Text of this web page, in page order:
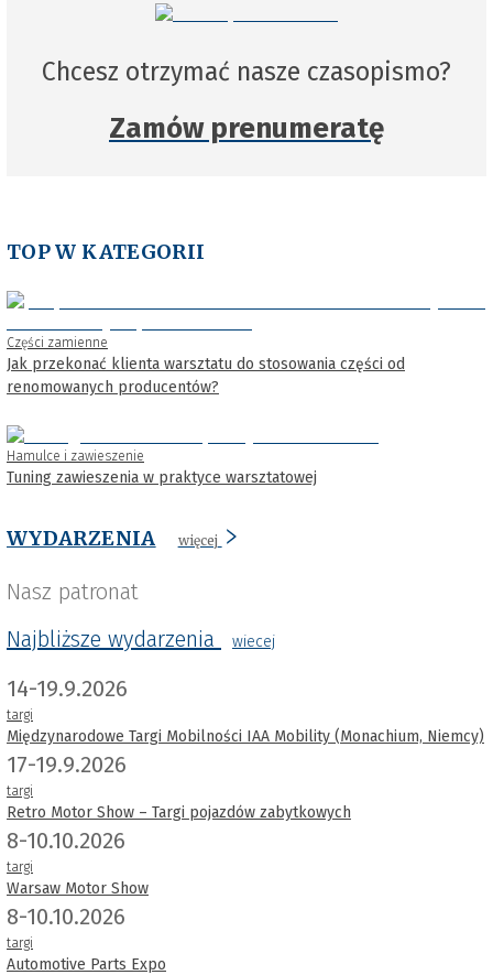
Chcesz otrzymać nasze czasopismo?
Zamów prenumeratę
TOP W KATEGORII
Części zamienne
Jak przekonać klienta warsztatu do stosowania części od
renomowanych producentów?
Hamulce i zawieszenie
Tuning zawieszenia w praktyce warsztatowej
WYDARZENIA więcej
Nasz patronat
Najbliższe wydarzenia
wiecej
14-19.9.2026
targi
Międzynarodowe Targi Mobilności IAA Mobility (Monachium, Niemcy)
17-19.9.2026
targi
Retro Motor Show – Targi pojazdów zabytkowych
8-10.10.2026
targi
Warsaw Motor Show
8-10.10.2026
targi
Automotive Parts Expo